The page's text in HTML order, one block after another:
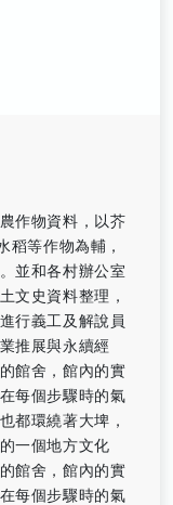
作物資料，以芥
稻等作物為輔，
並和各村辦公室
文史資料整理，
行義工及解說員
推展與永續經
館舍，館內的實
每個步驟時的氣
都環繞著大埤，
一個地方文化
館舍，館內的實
每個步驟時的氣